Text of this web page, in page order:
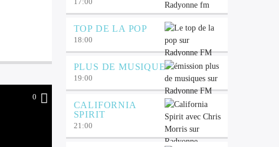
0
TOP DE LA POP
18:00
PLUS DE MUSIQUE
19:00
CALIFORNIA
SPIRIT
21:00